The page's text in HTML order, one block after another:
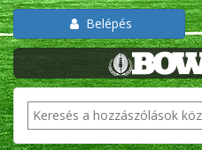
Belépés